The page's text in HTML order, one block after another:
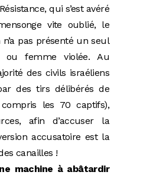
qui s’est avéré
vite oublié, le
pas présenté un seul
ou femme violée. Au
des civils israéliens
des tirs délibérés de
les 70 captifs),
afin d’accuser la
accusatoire est la
canailles !
machine à abâtardir